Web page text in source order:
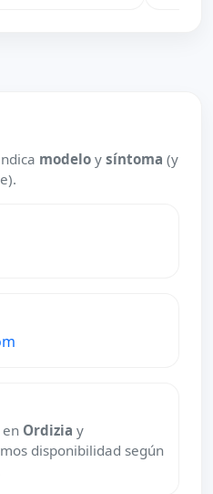
modelo y síntoma (y
Ordizia y
disponibilidad según